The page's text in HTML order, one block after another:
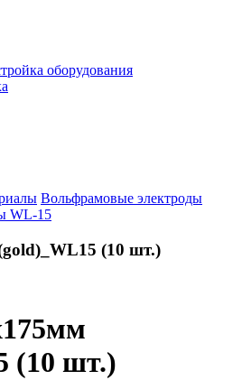
оборудования
Вольфрамовые электроды
WL-15
(10 шт.)
(10 шт.)